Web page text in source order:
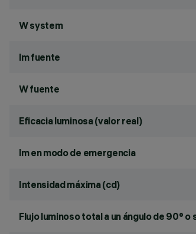
W system
lm fuente
W fuente
Eficacia luminosa (valor real)
lm en modo de emergencia
Intensidad máxima (cd)
Flujo luminoso total a un ángulo de 90° o